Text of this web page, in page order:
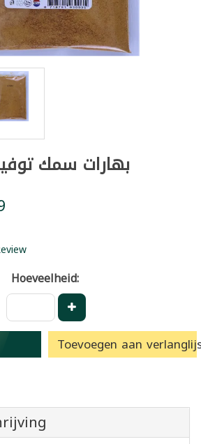
بهارات سمك توفير
Hoeveelheid:
Toevoegen aan